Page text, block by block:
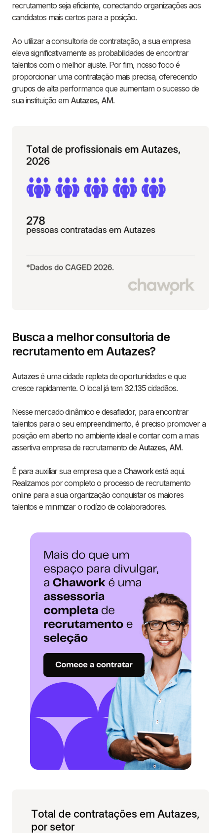
recrutamento seja eficiente, conectando organizações aos
candidatos mais certos para a posição.
Ao utilizar a consultoria de contratação, a sua empresa
eleva significativamente as probabilidades de encontrar
talentos com o melhor ajuste. Por fim, nosso foco é
proporcionar uma contratação mais precisa, oferecendo
grupos de alta performance que aumentam o sucesso de
sua instituição em Autazes, AM.
Busca a melhor consultoria de
recrutamento em Autazes?
Autazesé uma cidade repleta de oportunidades e que
cresce rapidamente. O local já tem 32.135cidadãos.
Nesse mercado dinâmico e desafiador, para encontrar
talentos para o seu empreendimento, é preciso promover a
posição em aberto no ambiente ideal e contar com a mais
assertiva empresa de recrutamento de Autazes, AM.
É para auxiliar sua empresa que a Chaworkestá aqui.
Realizamos por completo o processo de recrutamento
online para a sua organização conquistar os maiores
talentos e minimizar o rodízio de colaboradores.